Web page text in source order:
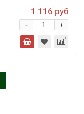
1 116 руб
+
-